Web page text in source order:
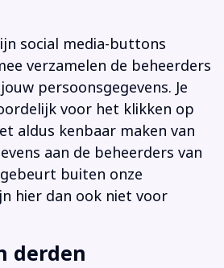
social media-buttons
verzamelen de beheerders
persoonsgegevens. Je
voor het klikken op
aldus kenbaar maken van
aan de beheerders van
buiten onze
hier dan ook niet voor
derden